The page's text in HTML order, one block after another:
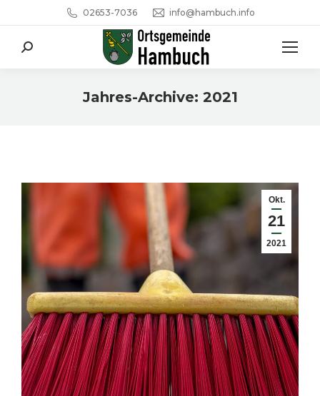
02653-7036 info@hambuch.info
Search:
Jahres-Archive: 2021
Okt.
21
2021